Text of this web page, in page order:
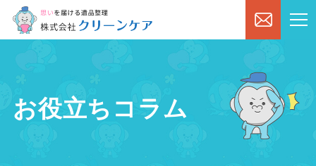
お役立ちコラム